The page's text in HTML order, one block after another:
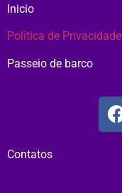
Inicio
Política de Privacidade
Passeio de barco
Contatos